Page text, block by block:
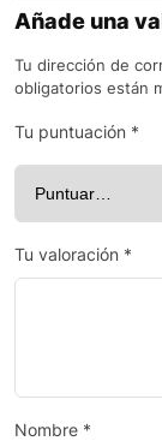
Añade una
Tu dirección de
obligatorios están
Tu puntuación *
Tu valoración *
Nombre *